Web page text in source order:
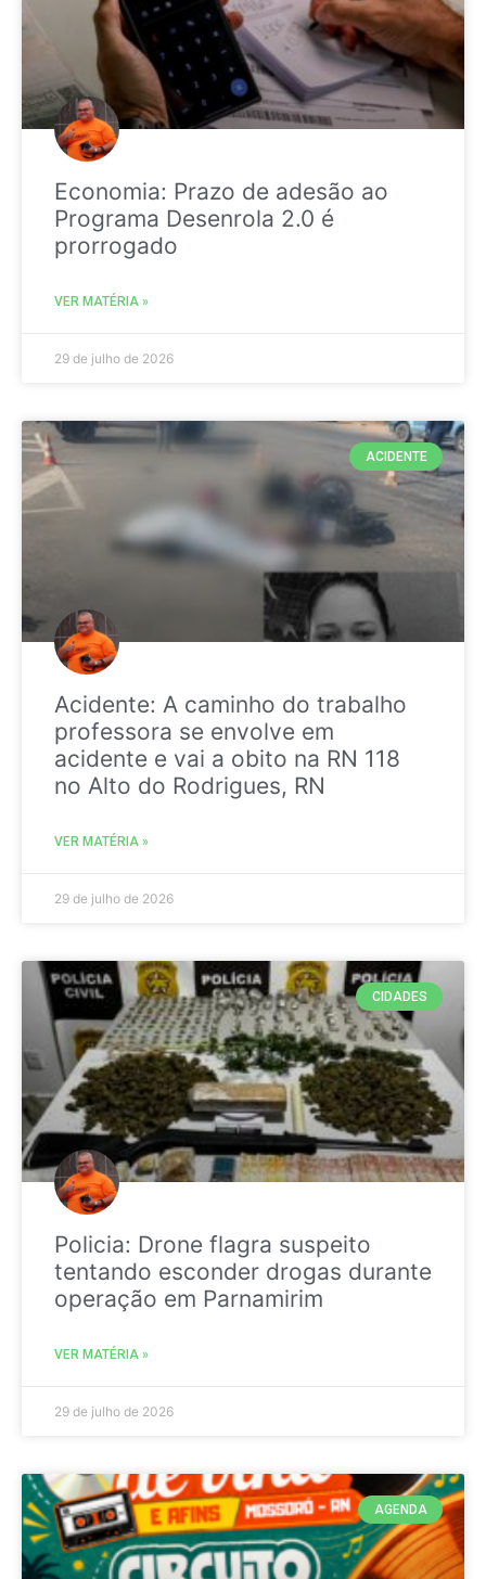
Economia: Prazo de adesão ao
Programa Desenrola 2.0 é
prorrogado
VER MATÉRIA »
29 de julho de 2026
ACIDENTE
Acidente: A caminho do trabalho
professora se envolve em
acidente e vai a obito na RN 118
no Alto do Rodrigues, RN
VER MATÉRIA »
29 de julho de 2026
CIDADES
Policia: Drone flagra suspeito
tentando esconder drogas durante
operação em Parnamirim
VER MATÉRIA »
29 de julho de 2026
AGENDA